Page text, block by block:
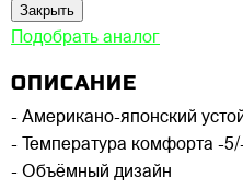
Закрыть
Подобрать аналог
ОПИСАНИЕ
- Американо-японский
- Температура комфорта -
- Объёмный дизайн